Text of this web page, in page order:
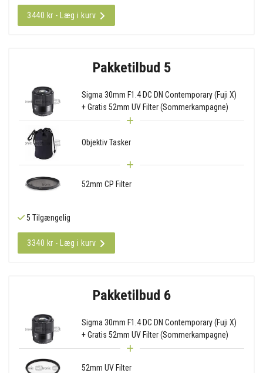
3440 kr - Læg i kurv
Pakketilbud 5
Sigma 30mm F1.4 DC DN Contemporary (Fuji X)
+ Gratis 52mm UV Filter (Sommerkampagne)
Objektiv Tasker
52mm CP Filter
5 Tilgængelig
3340 kr - Læg i kurv
Pakketilbud 6
Sigma 30mm F1.4 DC DN Contemporary (Fuji X)
+ Gratis 52mm UV Filter (Sommerkampagne)
52mm UV Filter